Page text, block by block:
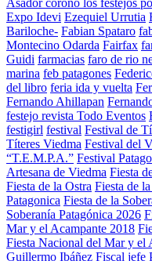
Expo Idevi Ezequiel Urrutia
Bariloche- Fabian Spataro
Montecino Odarda Fairfax
Guidi farmacias faro de rio
marina feb patagones
del libro feria ida y vuelta
Fernando Ahillapan
festejo revista Todo Eventos
festigirl festival Festival de
Títeres Viedma Festival del
“T.E.M.P.A.” Festival
Artesana de Viedma Fiesta
Fiesta de la Ostra Fiesta de
Patagonica Fiesta de la
Soberanía Patagónica 2026
Mar y el Acampante 2018
Fiesta Nacional del Mar y el
Guillermo Ibáñez Fiscal jefe